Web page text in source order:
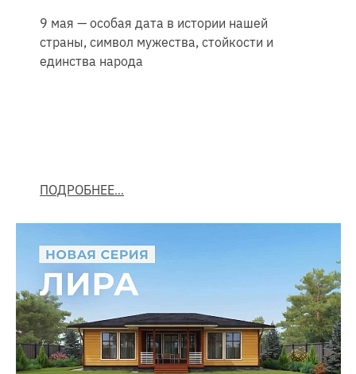
9 мая — особая дата в истории нашей
страны, символ мужества, стойкости и
единства народа
ПОДРОБНЕЕ